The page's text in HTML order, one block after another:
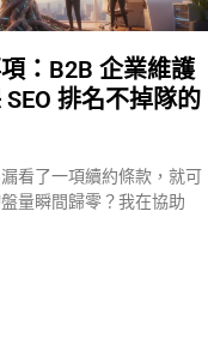
：B2B 企業維護
排名不掉隊的
看了一項續約條款，就可
量瞬間歸零？我在協助